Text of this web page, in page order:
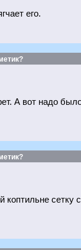
его.
А вот надо